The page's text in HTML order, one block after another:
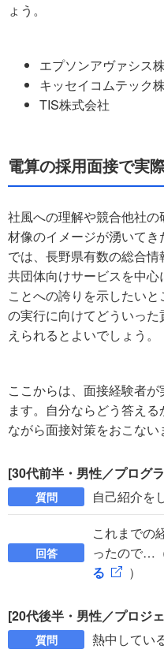
ょう。
エプソンアヴァシス
キッセイコムテック
TIS株式会社
電算の採用面接で実
社風への理解や競合他社
材像のイメージが湧いて
では、長野県有数の総合
共団体向けサービスを中心
ことへの誇りを示したい
の実行に向けてどういっ
えられるとよいでしょう。
ここからは、面接経験者
ます。自分ならどう答え
ながら面接対策をおこない
[30代前半・男性／プログ
質問 自己紹介を
回答
これまでの
ったので…
る
）
[20代後半・男性／プロジ
質問 熱中してい